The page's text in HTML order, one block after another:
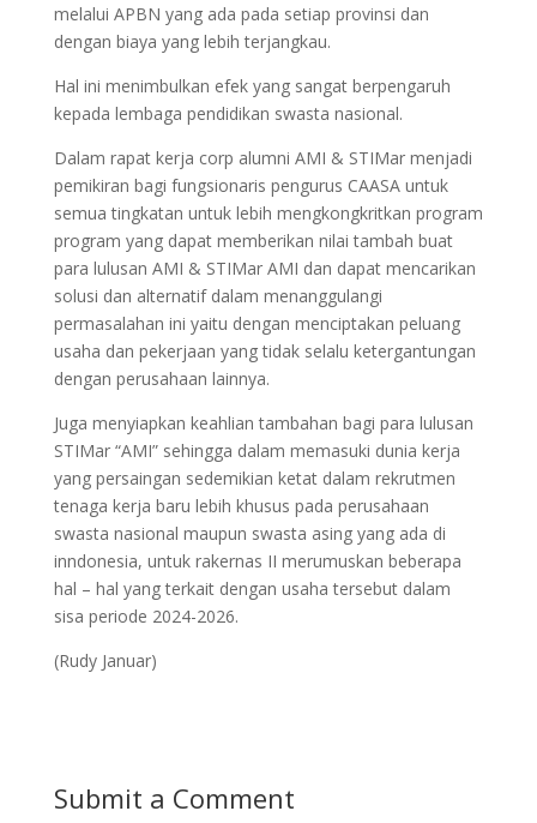
melalui APBN yang ada pada setiap provinsi dan
dengan biaya yang lebih terjangkau.
Hal ini menimbulkan efek yang sangat berpengaruh
kepada lembaga pendidikan swasta nasional.
Dalam rapat kerja corp alumni AMI & STIMar menjadi
pemikiran bagi fungsionaris pengurus CAASA untuk
semua tingkatan untuk lebih mengkongkritkan program
program yang dapat memberikan nilai tambah buat
para lulusan AMI & STIMar AMI dan dapat mencarikan
solusi dan alternatif dalam menanggulangi
permasalahan ini yaitu dengan menciptakan peluang
usaha dan pekerjaan yang tidak selalu ketergantungan
dengan perusahaan lainnya.
Juga menyiapkan keahlian tambahan bagi para lulusan
STIMar “AMI” sehingga dalam memasuki dunia kerja
yang persaingan sedemikian ketat dalam rekrutmen
tenaga kerja baru lebih khusus pada perusahaan
swasta nasional maupun swasta asing yang ada di
inndonesia, untuk rakernas II merumuskan beberapa
hal – hal yang terkait dengan usaha tersebut dalam
sisa periode 2024-2026.
(Rudy Januar)
Submit a Comment